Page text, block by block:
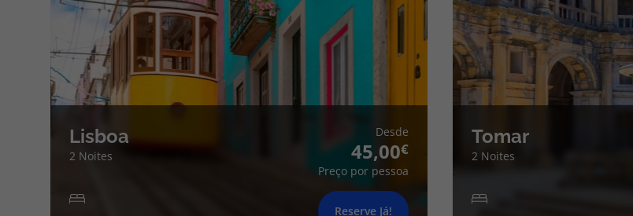
Lisboa
2 Noites
Desde
45,00
Preço por pessoa
Reserve Já!
Tomar
2 Noites